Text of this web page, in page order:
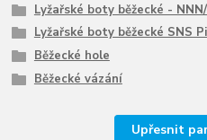
Lyžařské boty běžecké -
Lyžařské boty běžecké SNS
Běžecké hole
Běžecké vázání
Upřesnit